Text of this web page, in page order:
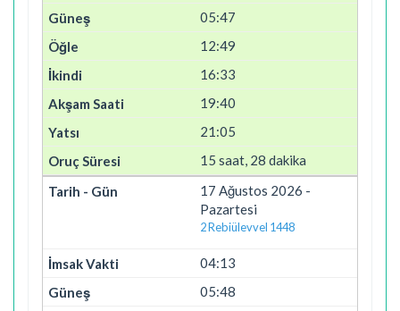
05:47
12:49
16:33
19:40
21:05
15 saat, 28 dakika
17 Ağustos 2026 -
Pazartesi
2 Rebiülevvel 1448
04:13
05:48